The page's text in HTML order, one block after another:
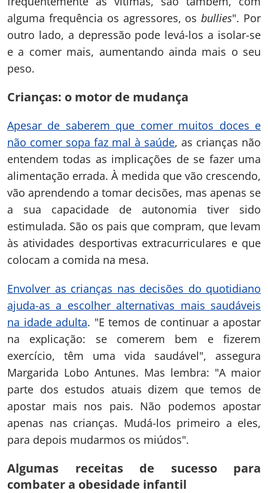
alguma frequência os agressores, osbullies". Por
outro lado, a depressão pode levá-los a isolar-se
e a comer mais, aumentando ainda mais o seu
peso.
Crianças: o motor de mudança
Apesar de saberem que comer muitos doces e
não comer sopa faz mal à saúde, as crianças não
entendem todas as implicações de se fazer uma
alimentação errada. À medida que vão crescendo,
vão aprendendo a tomar decisões, mas apenas se
a sua capacidade de autonomia tiver sido
estimulada. São os pais que compram, que levam
às atividades desportivas extracurriculares e que
colocam a comida na mesa.
Envolver as crianças nas decisões do quotidiano
ajuda-as a escolher alternativas mais saudáveis
na idade adulta. "E temos de continuar a apostar
na explicação: se comerem bem e fizerem
exercício, têm uma vida saudável", assegura
Margarida Lobo Antunes. Mas lembra: "A maior
parte dos estudos atuais dizem que temos de
apostar mais nos pais. Não podemos apostar
apenas nas crianças. Mudá-los primeiro a eles,
para depois mudarmos os miúdos".
Algumas receitas de sucesso para
combater a obesidade infantil